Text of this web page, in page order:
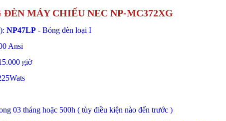
ĐÈN MÁY CHIẾU NEC NP-MC372XG
NP47LP - Bóng đèn loại I
Ansi
giờ
03 tháng hoặc 500h ( tùy điều kiện nào đến trước )